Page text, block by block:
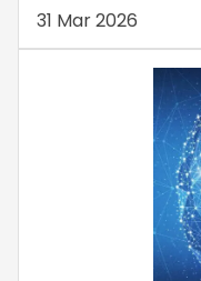
31 Mar 2026